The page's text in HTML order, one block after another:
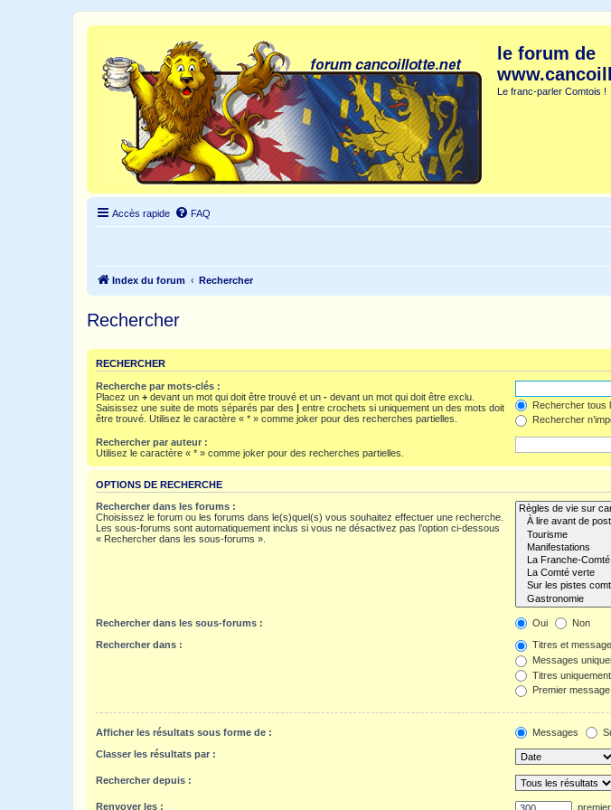
le forum de
Le franc-parler Comtois !
Accès rapide FAQ
Index du forum Rechercher
Rechercher
RECHERCHER
Recherche par mots-clés :
Placez un + devant un mot qui doit être trouvé et un - devant un mot qui doit être exclu.
Saisissez une suite de mots séparés par des | entre crochets si uniquement un des mots doit
être trouvé. Utilisez le caractère « * » comme joker pour des recherches partielles.
Rechercher tous
Rechercher
Rechercher par auteur :
Utilisez le caractère « * » comme joker pour des recherches partielles.
OPTIONS DE RECHERCHE
Rechercher dans les forums :
Choisissez le forum ou les forums dans le(s)quel(s) vous souhaitez effectuer une recherche.
Les sous-forums sont automatiquement inclus si vous ne désactivez pas l’option ci-dessous
« Rechercher dans les sous-forums ».
Rechercher dans les sous-forums : Oui Non
Rechercher dans :
Titres et
Messages
Titres uniquement
Premier
Afficher les résultats sous forme de : Messages
Classer les résultats par :
Rechercher depuis :
Renvoyer les :